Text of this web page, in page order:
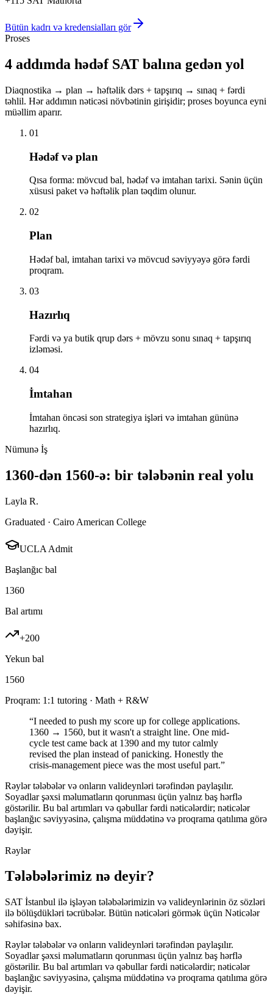
Bütün kadrı və kredensialları gör
Proses
4 addımda hədəf SAT balına gedən yol
Diaqnostika → plan → həftəlik dərs + tapşırıq → sınaq + fərdi
təhlil. Hər addımın nəticəsi növbətinin girişidir; proses boyunca eyni
müəllim aparır.
01
Hədəf və plan
Qısa forma: mövcud bal, hədəf və imtahan tarixi. Sənin üçün
xüsusi paket və həftəlik plan təqdim olunur.
02
Plan
Hədəf bal, imtahan tarixi və mövcud səviyyəyə görə fərdi
proqram.
03
Hazırlıq
Fərdi və ya butik qrup dərs + mövzu sonu sınaq + tapşırıq
izləməsi.
04
İmtahan
İmtahan öncəsi son strategiya işləri və imtahan gününə
hazırlıq.
Nümunə İş
1360-dən 1560-ə: bir tələbənin real yolu
Layla R.
Graduated · Cairo American College
UCLA Admit
Başlanğıc bal
1360
Bal artımı
+200
Yekun bal
1560
Proqram: 1:1 tutoring · Math + R&W
“I needed to push my score up for college applications.
1360 → 1560, but it wasn't a straight line. One mid-
cycle test came back at 1390 and my tutor calmly
revised the plan instead of panicking. Honestly the
crisis-management piece was the most useful part.”
Rəylər tələbələr və onların valideynləri tərəfindən paylaşılır.
Soyadlar şəxsi məlumatların qorunması üçün yalnız baş hərflə
göstərilir. Bu bal artımları və qəbullar fərdi nəticələrdir; nəticələr
başlanğıc səviyyəsinə, çalışma müddətinə və proqrama qatılıma görə
dəyişir.
Rəylər
Tələbələrimiz nə deyir?
SAT İstanbul ilə işləyən tələbələrimizin və valideynlərinin öz sözləri
ilə bölüşdükləri təcrübələr. Bütün nəticələri görmək üçün Nəticələr
səhifəsinə bax.
Rəylər tələbələr və onların valideynləri tərəfindən paylaşılır.
Soyadlar şəxsi məlumatların qorunması üçün yalnız baş hərflə
göstərilir. Bu bal artımları və qəbullar fərdi nəticələrdir; nəticələr
başlanğıc səviyyəsinə, çalışma müddətinə və proqrama qatılıma görə
dəyişir.